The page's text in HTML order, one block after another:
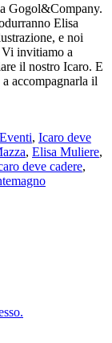
Gogol&Company.
Elisa
e noi
invitiamo a
il nostro Icaro. E
accompagnarla il
Eventi, Icaro deve
, Elisa Muliere,
deve cadere,